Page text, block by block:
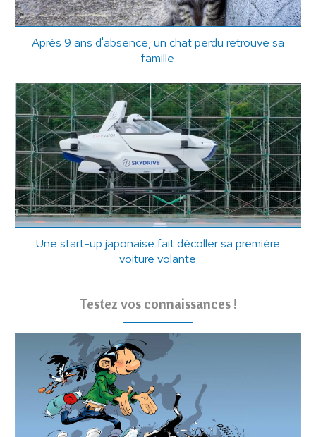
Après 9 ans d'absence, un chat perdu retrouve sa
famille
Une start-up japonaise fait décoller sa première
voiture volante
Testez vos connaissances !